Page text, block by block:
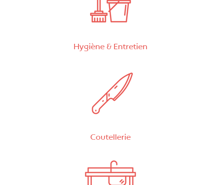
Hygiène & Entretien
Coutellerie